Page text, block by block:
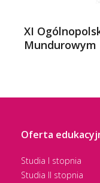
XI
Mundurowym
Oferta
Studia I stopnia
Studia II stopnia